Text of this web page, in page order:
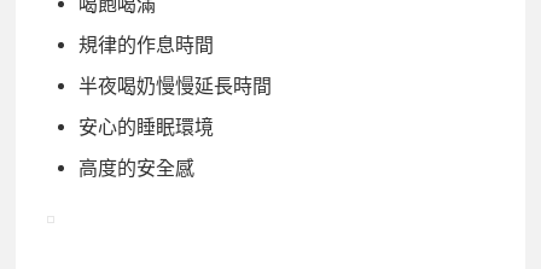
規律的作息時間
半夜喝奶慢慢延長時間
安心的睡眠環境
高度的安全感